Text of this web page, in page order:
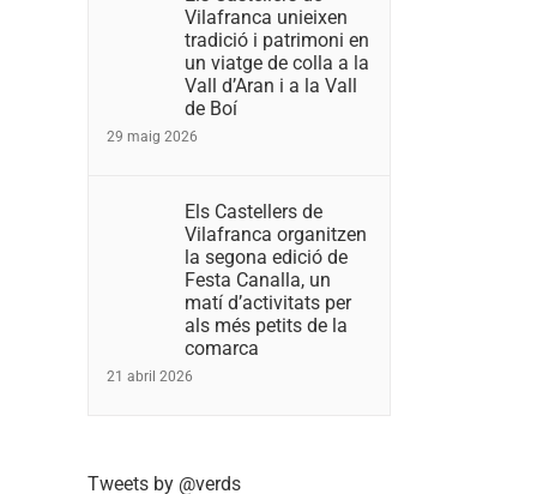
Vilafranca unieixen
tradició i patrimoni en
un viatge de colla a la
Vall d’Aran i a la Vall
de Boí
29 maig 2026
Els Castellers de
Vilafranca organitzen
la segona edició de
Festa Canalla, un
matí d’activitats per
als més petits de la
comarca
21 abril 2026
Tweets by @verds